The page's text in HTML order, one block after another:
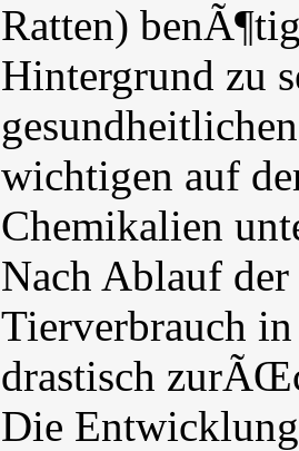
Ratten)
Hintergrund zu
wichtigen auf
Chemikalien
Nach Ablauf
Tierverbrauch
drastisch
Die